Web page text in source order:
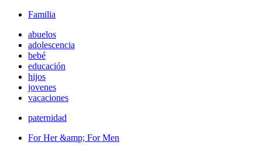
Familia
abuelos
adolescencia
bebé
educación
hijos
jovenes
vacaciones
paternidad
For Her &amp; For Men